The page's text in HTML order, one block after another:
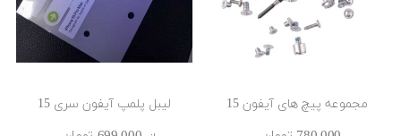
مجموعه پیچ های آیفون 15 لیبل پلمپ آیفون سری 15